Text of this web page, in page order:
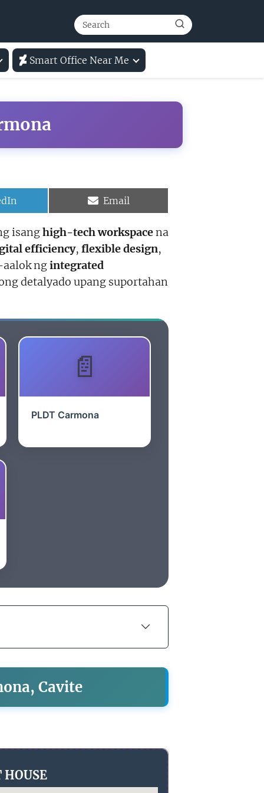
Smart Office Near Me
Share
Email
isanghigh-tech workspacena
efficiency, flexible design,
aalok ngintegrated
detalyado upang suportahan
PLDT Carmona
Cavite